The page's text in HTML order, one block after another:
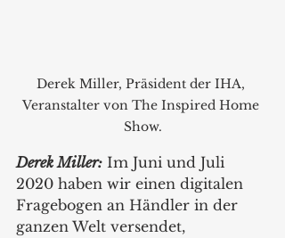
Derek Miller, Präsident der IHA,
Veranstalter von The Inspired Home
Show.
Derek Miller: Im Juni und Juli
2020 haben wir einen digitalen
Fragebogen an Händler in der
ganzen Welt versendet,